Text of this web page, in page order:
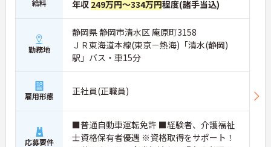
給料
年収 249万円～334万円程度(諸手当込)
勤務地
静岡県 静岡市清水区 庵原町3158
ＪＲ東海道本線(東京－熱海)「清水(静岡)
駅」バス・車15分
雇用形態 正社員(正職員)
応募要件
■普通自動車運転免許 ■経験者、介護福祉
士資格保有者優遇 ※資格取得をサポート！